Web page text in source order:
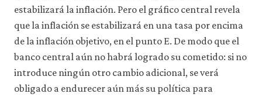
estabilizará la inflación. Pero el gráfico central revela
que la inflación se estabilizará en una tasa por encima
de la inflación objetivo, en el punto E. De modo que el
banco central aún no habrá logrado su cometido: si no
introduce ningún otro cambio adicional, se verá
obligado a endurecer aún más su política para